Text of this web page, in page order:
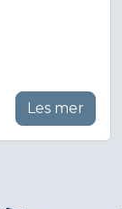
Les mer